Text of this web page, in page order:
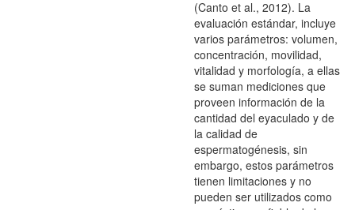
(Canto et al., 2012). La
evaluación estándar, incluye
varios parámetros: volumen,
concentración, movilidad,
vitalidad y morfología, a ellas
se suman mediciones que
proveen información de la
cantidad del eyaculado y de
la calidad de
espermatogénesis, sin
embargo, estos parámetros
tienen limitaciones y no
pueden ser utilizados como